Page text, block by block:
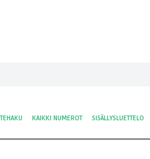
KAIKKI NUMEROT SISÄLLYSLUETTELO